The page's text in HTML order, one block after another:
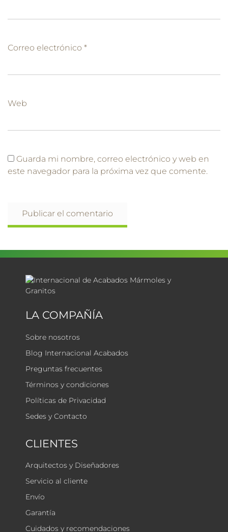
Correo electrónico *
Web
Guarda mi nombre, correo electrónico y web en
este navegador para la próxima vez que comente.
LA COMPAÑÍA
Sobre nosotros
Blog Internacional Acabados
Preguntas frecuentes
Términos y condiciones
Políticas de Privacidad
Sedes y Contacto
CLIENTES
Arquitectos y Diseñadores
Servicio al cliente
Envío
Garantía
Cuidados y recomendaciones